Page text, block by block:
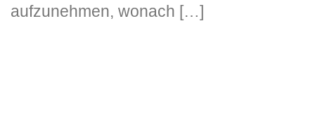
aufzunehmen, wonach […]